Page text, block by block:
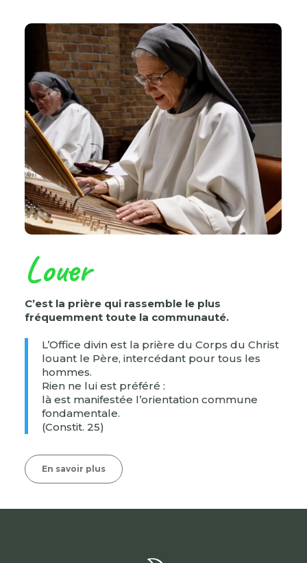
Louer
C’est la prière qui rassemble le plus
fréquemment toute la communauté.
L’Office divin est la prière du Corps du Christ
louant le Père, intercédant pour tous les
hommes.
Rien ne lui est préféré :
là est manifestée l’orientation commune
fondamentale.
(Constit. 25)
En savoir plus